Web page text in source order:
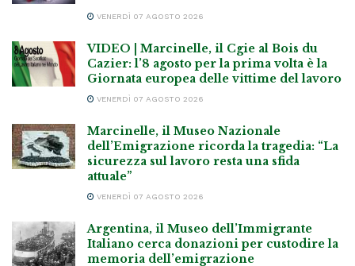
VENERDÌ 07 AGOSTO 2026
VIDEO | Marcinelle, il Cgie al Bois du
Cazier: l’8 agosto per la prima volta è la
Giornata europea delle vittime del lavoro
VENERDÌ 07 AGOSTO 2026
Marcinelle, il Museo Nazionale
dell’Emigrazione ricorda la tragedia: “La
sicurezza sul lavoro resta una sfida
attuale”
VENERDÌ 07 AGOSTO 2026
Argentina, il Museo dell’Immigrante
Italiano cerca donazioni per custodire la
memoria dell’emigrazione